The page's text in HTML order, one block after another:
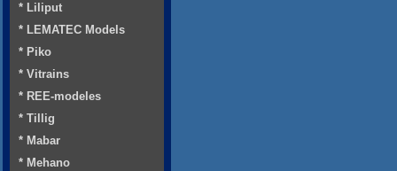
* Liliput
* LEMATEC Models
* Piko
* Vitrains
* REE-modeles
* Tillig
* Mabar
* Mehano